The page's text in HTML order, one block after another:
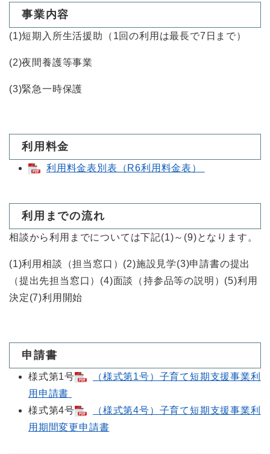
事業内容
(1)短期入所生活援助（1回の利用は最長で7日まで）
(2)夜間養護等事業
(3)緊急一時保護
利用料金
利用料金表別表（R6利用料金表）
利用までの流れ
相談から利用までについては下記(1)～(9)となります。
(1)利用相談（担当窓口）(2)施設見学(3)申請書の提出
（提出先担当窓口）(4)面談（持参品等の説明）(5)利用
決定(7)利用開始
申請書
様式第1号
（様式第1号）子育て短期支援事業利
用申請書
様式第4号
（様式第4号）子育て短期支援事業利
用期間変更申請書